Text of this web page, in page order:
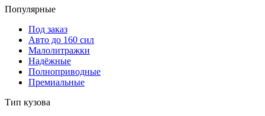
Популярные
Под заказ
Авто до 160 сил
Малолитражки
Надёжные
Полноприводные
Премиальные
Тип кузова